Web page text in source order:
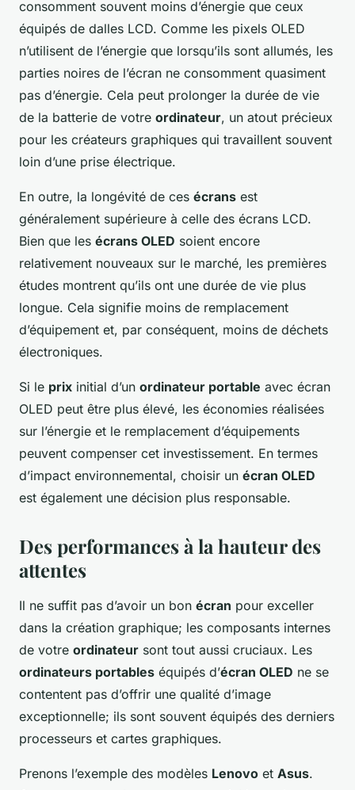
consomment souvent moins d’énergie que ceux
équipés de dalles LCD. Comme les pixels OLED
n’utilisent de l’énergie que lorsqu’ils sont allumés, les
parties noires de l’écran ne consomment quasiment
pas d’énergie. Cela peut prolonger la durée de vie
de la batterie de votre ordinateur, un atout précieux
pour les créateurs graphiques qui travaillent souvent
loin d’une prise électrique.
En outre, la longévité de ces écrans est
généralement supérieure à celle des écrans LCD.
Bien que les écrans OLED soient encore
relativement nouveaux sur le marché, les premières
études montrent qu’ils ont une durée de vie plus
longue. Cela signifie moins de remplacement
d’équipement et, par conséquent, moins de déchets
électroniques.
Si le prix initial d’un ordinateur portable avec écran
OLED peut être plus élevé, les économies réalisées
sur l’énergie et le remplacement d’équipements
peuvent compenser cet investissement. En termes
d’impact environnemental, choisir un écran OLED
est également une décision plus responsable.
Des performances à la hauteur des
attentes
Il ne suffit pas d’avoir un bon écran pour exceller
dans la création graphique; les composants internes
de votre ordinateur sont tout aussi cruciaux. Les
ordinateurs portables équipés d’écran OLED ne se
contentent pas d’offrir une qualité d’image
exceptionnelle; ils sont souvent équipés des derniers
processeurs et cartes graphiques.
Prenons l’exemple des modèles Lenovo et Asus.